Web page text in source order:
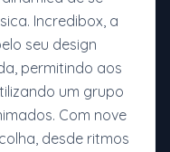
Incredibox, a
seu design
permitindo aos
um grupo
Com nove
desde ritmos